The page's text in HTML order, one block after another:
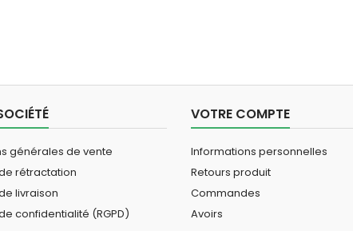
générales de vente
rétractation
livraison
confidentialité (RGPD)
VOTRE COMPTE
Informations personnelles
Retours produit
Commandes
Avoirs